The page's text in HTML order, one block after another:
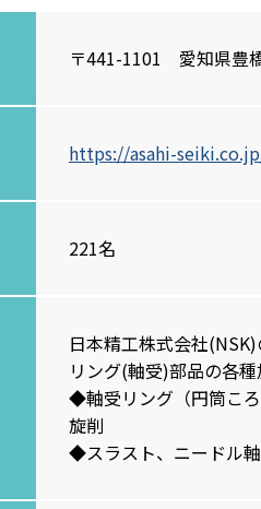
〒441-1101 愛知県豊
https://asahi-
221名
日本精工株式会社
リング(軸受)部品の各種
◆軸受リング（円筒こ
旋削
◆スラスト、ニードル